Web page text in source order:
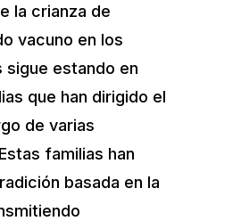
la crianza de
vacuno en los
sigue estando en
que han dirigido el
de varias
familias han
basada en la